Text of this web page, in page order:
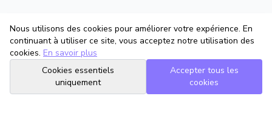
Nous utilisons des cookies pour améliorer votre expérience. En
continuant à utiliser ce site, vous acceptez notre utilisation des
cookies. En savoir plus
Cookies essentiels
uniquement
Accepter tous les
cookies